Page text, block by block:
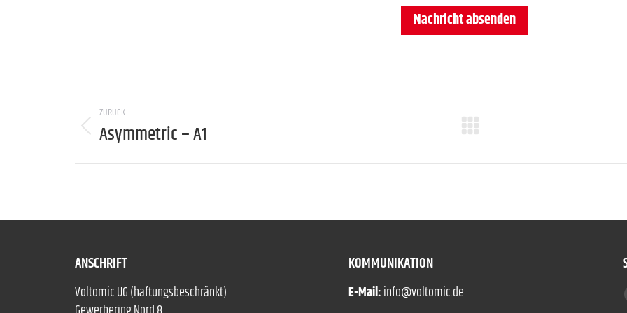
Project
navigation
ZURÜCK
Previous
Asymmetric – A1
ANSCHRIFT
Voltomic UG (haftungsbeschränkt)
KOMMUNIKATION
E-Mail:info@voltomic.de